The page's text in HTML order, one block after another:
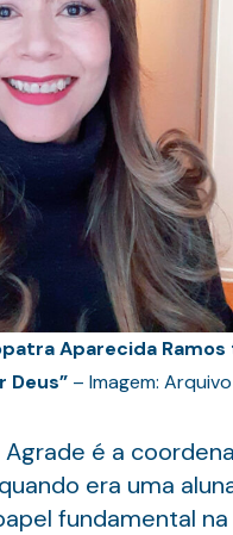
Aparecida Ramos
Deus” – Imagem:
é a
era uma
fundamental